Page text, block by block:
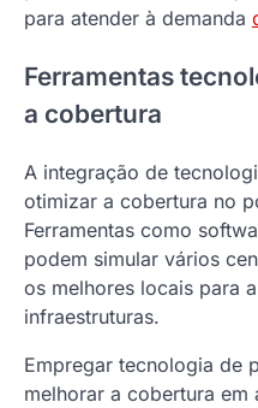
para atender à demanda
Ferramentas
a cobertura
A integração de
otimizar a cobertura no
Ferramentas como
podem simular vários
os melhores locais para
infraestruturas.
Empregar tecnologia de
melhorar a cobertura em